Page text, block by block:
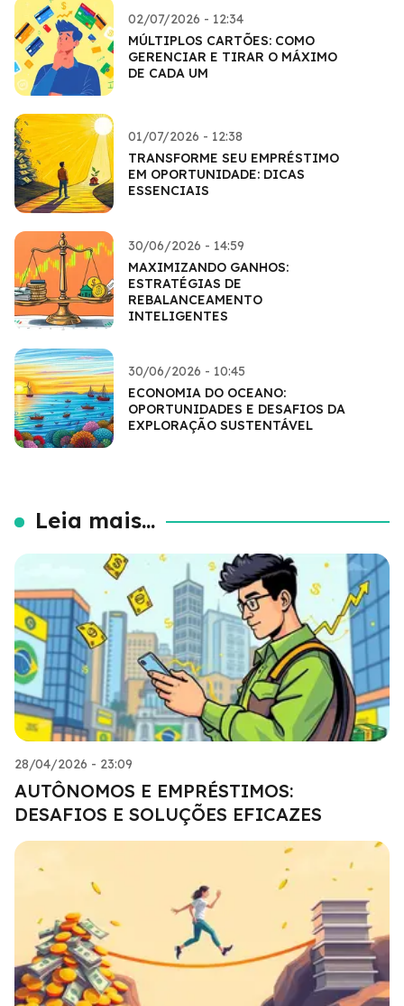
02/07/2026 - 12:34
MÚLTIPLOS CARTÕES: COMO
GERENCIAR E TIRAR O MÁXIMO
DE CADA UM
01/07/2026 - 12:38
TRANSFORME SEU EMPRÉSTIMO
EM OPORTUNIDADE: DICAS
ESSENCIAIS
30/06/2026 - 14:59
MAXIMIZANDO GANHOS:
ESTRATÉGIAS DE
REBALANCEAMENTO
INTELIGENTES
30/06/2026 - 10:45
ECONOMIA DO OCEANO:
OPORTUNIDADES E DESAFIOS DA
EXPLORAÇÃO SUSTENTÁVEL
Leia mais...
28/04/2026 - 23:09
AUTÔNOMOS E EMPRÉSTIMOS:
DESAFIOS E SOLUÇÕES EFICAZES